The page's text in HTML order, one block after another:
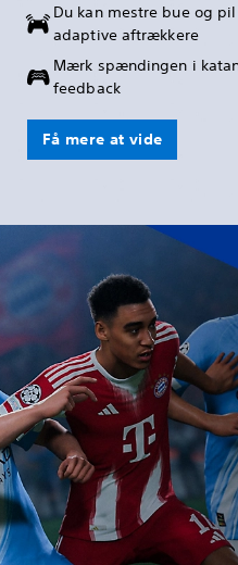
Du kan mestre bue og
adaptive aftrækkere
Mærk spændingen i
feedback
Få mere at vide